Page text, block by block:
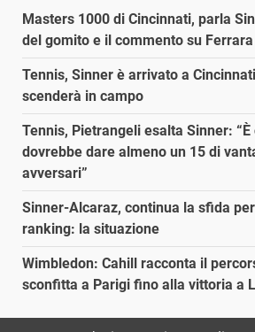
Masters 1000 di Cincinnati, parla
del gomito e il commento su Ferrara
Tennis, Sinner è arrivato a
scenderà in campo
Tennis, Pietrangeli esalta Sinner:
dovrebbe dare almeno un 15 di
avversari”
Sinner-Alcaraz, continua la sfida
ranking: la situazione
Wimbledon: Cahill racconta il
sconfitta a Parigi fino alla vittoria a